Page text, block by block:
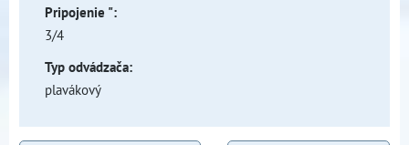
Pripojenie ":
3/4
Typ odvádzača:
plavákový